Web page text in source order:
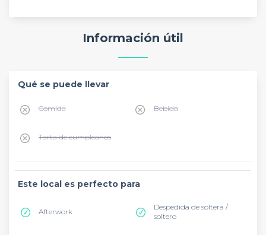
Información útil
Qué se puede llevar
Comida Bebida
Tarta de cumpleaños
Este local es perfecto para
Afterwork
Despedida de soltera /
soltero